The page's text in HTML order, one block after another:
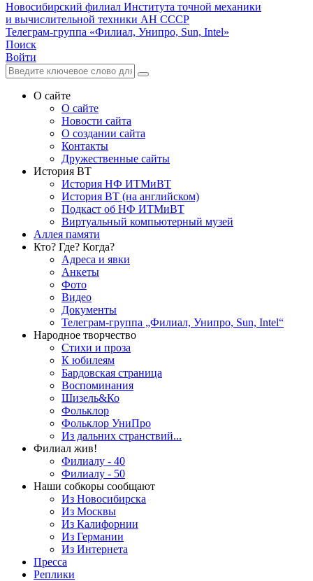
Новосибирский филиал Института точной механики
и вычислительной техники АН СССР
Телеграм-группа «Филиал, Унипро, Sun, Intel»
Поиск
Войти
О сайте
О сайте
Новости сайта
О создании сайта
Контакты
Дружественные сайты
История ВТ
История НФ ИТМиВТ
История ВТ (на английском)
Подкаст об НФ ИТМиВТ
Виртуальный компьютерный музей
Аллея памяти
Кто? Где? Когда?
Адреса и явки
Анкеты
Фото
Видео
Документы
Телеграм-группа „Филиал, Унипро, Sun, Intel“
Народное творчество
Стихи и проза
К юбилеям
Бардовская страница
Воспоминания
Шизель&Ко
Фольклор
Фольклор УниПро
Из дальних странствий...
Филиал жив!
Филиалу - 40
Филиалу - 50
Наши собкоры сообщают
Из Новосибирска
Из Москвы
Из Калифорнии
Из Германии
Из Интернета
Пресса
Реплики